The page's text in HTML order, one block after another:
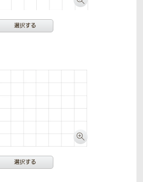
選択する
選択する